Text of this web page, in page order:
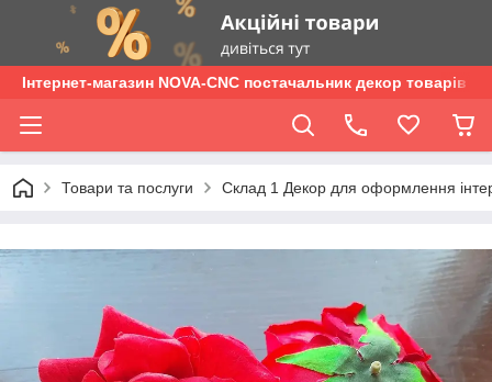
Інтернет-магазин NOVA-CNC постачальник декор товарів
Товари та послуги Склад 1 Декор для оформлення